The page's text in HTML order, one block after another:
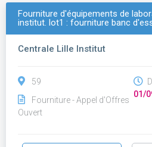
Fourniture d'équipements de
institut. lot1 : fourniture banc
Centrale Lille Institut
59
Fourniture - Appel d'Offres
Ouvert
01/